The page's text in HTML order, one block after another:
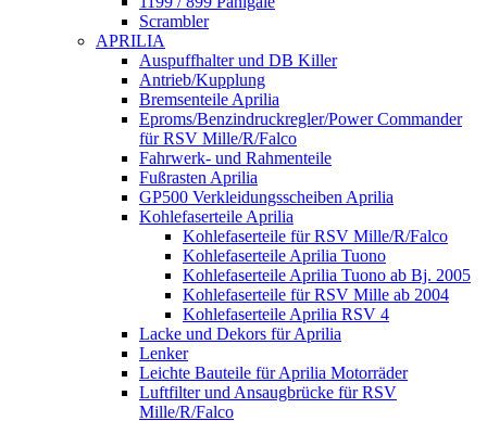
Scrambler
APRILIA
Auspuffhalter und DB Killer
Antrieb/Kupplung
Bremsenteile Aprilia
Eproms/Benzindruckregler/Power Commander
für RSV Mille/R/Falco
Fahrwerk- und Rahmenteile
Fußrasten Aprilia
GP500 Verkleidungsscheiben Aprilia
Kohlefaserteile Aprilia
Kohlefaserteile für RSV Mille/R/Falco
Kohlefaserteile Aprilia Tuono
Kohlefaserteile Aprilia Tuono ab Bj. 2005
Kohlefaserteile für RSV Mille ab 2004
Kohlefaserteile Aprilia RSV 4
Lacke und Dekors für Aprilia
Lenker
Leichte Bauteile für Aprilia Motorräder
Luftfilter und Ansaugbrücke für RSV
Mille/R/Falco